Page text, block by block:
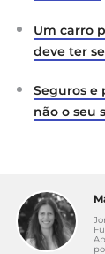
Um carro
deve ter
Seguros e
não o seu